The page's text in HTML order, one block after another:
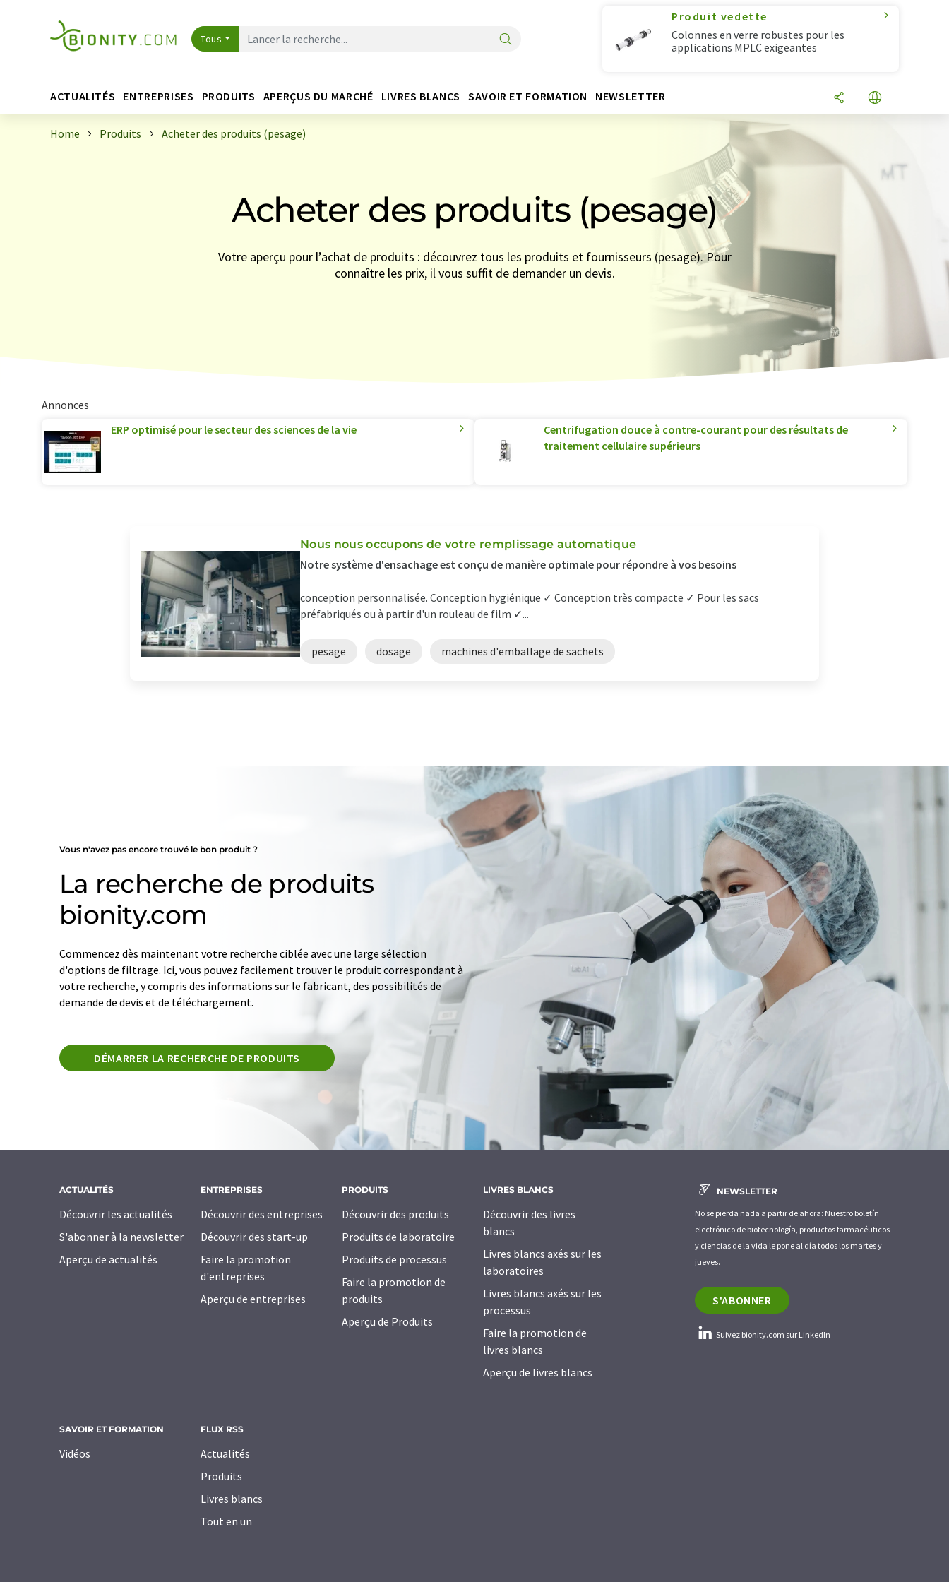
Tous
Produit vedette
Colonnes en verre robustes pour les
applications MPLC exigeantes
ACTUALITÉS ENTREPRISES PRODUITS APERÇUS DU MARCHÉ LIVRES BLANCS SAVOIR ET FORMATION NEWSLETTER
Home Produits Acheter des produits (pesage)
Acheter des produits (pesage)
Votre aperçu pour l’achat de produits : découvrez tous les produits et fournisseurs (pesage). Pour
connaître les prix, il vous suffit de demander un devis.
Annonces
ERP optimisé pour le secteur des sciences de la vie
Centrifugation douce à contre-courant pour des résultats de
traitement cellulaire supérieurs
Nous nous occupons de votre remplissage automatique
Notre système d'ensachage est conçu de manière optimale pour répondre à vos besoins
conception personnalisée. Conception hygiénique ✓ Conception très compacte ✓ Pour les sacs
préfabriqués ou à partir d'un rouleau de film ✓...
pesage dosage machines d'emballage de sachets
Vous n'avez pas encore trouvé le bon produit ?
La recherche de produits
bionity.com
Commencez dès maintenant votre recherche ciblée avec une large sélection
d'options de filtrage. Ici, vous pouvez facilement trouver le produit correspondant à
votre recherche, y compris des informations sur le fabricant, des possibilités de
demande de devis et de téléchargement.
DÉMARRER LA RECHERCHE DE PRODUITS
ACTUALITÉS
Découvrir les actualités
S'abonner à la newsletter
Aperçu de actualités
ENTREPRISES
Découvrir des entreprises
Découvrir des start-up
Faire la promotion
d'entreprises
Aperçu de entreprises
PRODUITS
Découvrir des produits
Produits de laboratoire
Produits de processus
Faire la promotion de
produits
Aperçu de Produits
LIVRES BLANCS
Découvrir des livres
blancs
Livres blancs axés sur les
laboratoires
Livres blancs axés sur les
processus
Faire la promotion de
livres blancs
Aperçu de livres blancs
SAVOIR ET FORMATION
Vidéos
FLUX RSS
Actualités
Produits
Livres blancs
Tout en un
NEWSLETTER
No se pierda nada a partir de ahora: Nuestro boletín
electrónico de biotecnología, productos farmacéuticos
y ciencias de la vida le pone al día todos los martes y
jueves.
S'ABONNER
Suivez bionity.com sur LinkedIn